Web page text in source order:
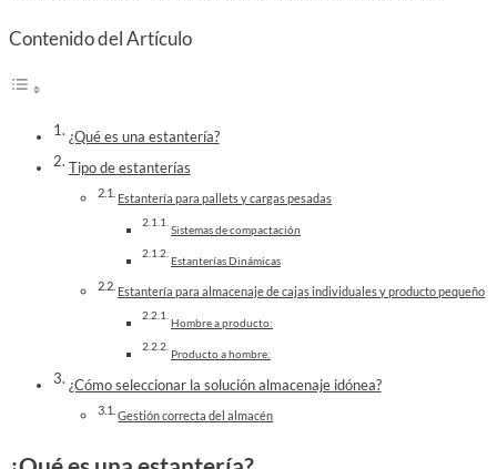
Contenido del Artículo
¿Qué es una estantería?
Tipo de estanterías
Estantería para pallets y cargas pesadas
Sistemas de compactación
Estanterías Dinámicas
Estantería para almacenaje de cajas individuales y producto pequeño
Hombre a producto:
Producto a hombre:
¿Cómo seleccionar la solución almacenaje idónea?
Gestión correcta del almacén